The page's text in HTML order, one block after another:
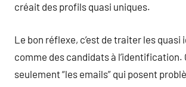
créait des profils quasi uniques.
Le bon réflexe, c’est de traiter les
comme des candidats à l’identification.
seulement “les emails” qui posent